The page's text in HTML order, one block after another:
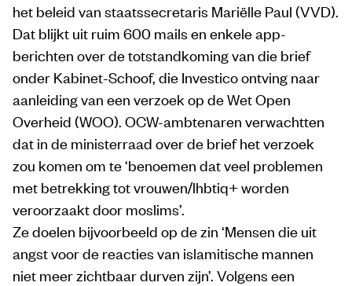
het beleid van staatssecretaris Mariëlle Paul (VVD).
Dat blijkt uit ruim 600 mails en enkele app-
berichten over de totstandkoming van die brief
onder Kabinet-Schoof, die Investico ontving naar
aanleiding van een verzoek op de Wet Open
Overheid (WOO). OCW-ambtenaren verwachtten
dat in de ministerraad over de brief het verzoek
zou komen om te ‘benoemen dat veel problemen
met betrekking tot vrouwen/lhbtiq+ worden
veroorzaakt door moslims’.
Ze doelen bijvoorbeeld op de zin ‘Mensen die uit
angst voor de reacties van islamitische mannen
niet meer zichtbaar durven zijn’. Volgens een